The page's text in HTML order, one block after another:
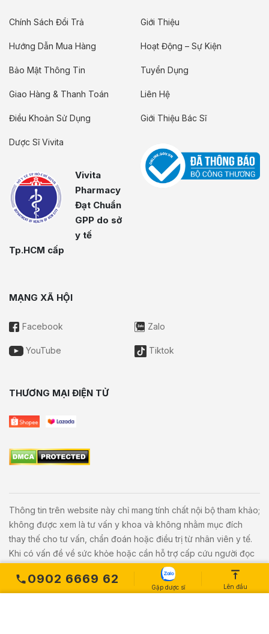
0902 6669 62
Gặp dược sĩ Lên đầu
Chính Sách Đổi Trả
Hướng Dẫn Mua Hàng
Bảo Mật Thông Tin
Giao Hàng & Thanh Toán
Điều Khoản Sử Dụng
Dược Sĩ Vivita
Vivita
Pharmacy
Đạt Chuẩn
GPP do sở
y tế
Tp.HCM cấp
Giới Thiệu
Hoạt Động – Sự Kiện
Tuyển Dụng
Liên Hệ
Giới Thiệu Bác Sĩ
MẠNG XÃ HỘI
Facebook Zalo
YouTube Tiktok
THƯƠNG MẠI ĐIỆN TỬ
Thông tin trên website này chỉ mang tính chất nội bộ tham khảo;
không được xem là tư vấn y khoa và không nhằm mục đích
thay thế cho tư vấn, chẩn đoán hoặc điều trị từ nhân viên y tế.
Khi có vấn đề về sức khỏe hoặc cần hỗ trợ cấp cứu người đọc
cần liên hệ bác sĩ và cơ sở y tế gần nhất.
Copyright © 2020Vivita.vnAll Rights Reserved. Powered byL